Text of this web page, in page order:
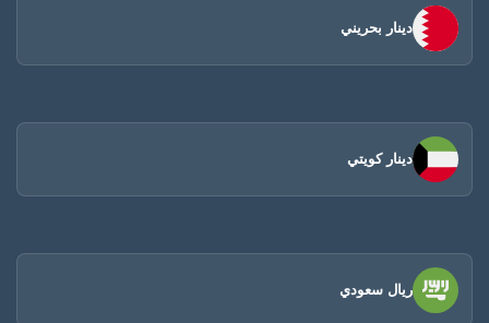
دينار بحريني
دينار كويتي
ريال سعودي